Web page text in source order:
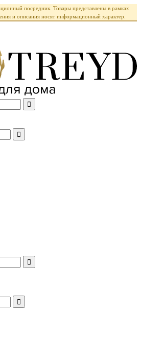
посредник. Товары представлены в рамках
и описания носят информационный характер.